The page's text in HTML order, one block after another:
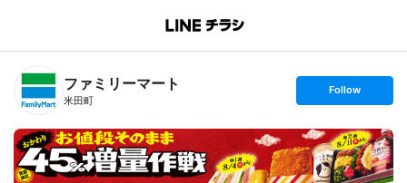
B
n
T
ファミリーマート
米田町
s
t
o
l
l
o
w
Follow